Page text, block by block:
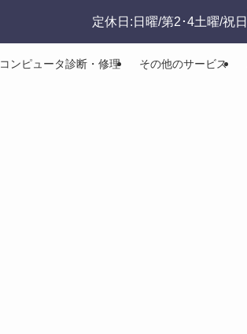
定休日:日曜/第2･4土曜/祝日
コンピュータ診断・修理 その他のサービス